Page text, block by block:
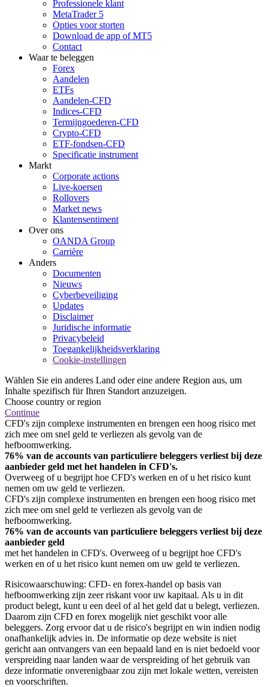
Professionele klant
MetaTrader 5
Opties voor storten
Download de app of MT5
Contact
Waar te beleggen
Forex
Aandelen
ETFs
Aandelen-CFD
Indices-CFD
Termijngoederen-CFD
Crypto-CFD
ETF-fondsen-CFD
Specificatie instrument
Markt
Corporate actions
Live-koersen
Rollovers
Market news
Klantensentiment
Over ons
OANDA Group
Carrière
Anders
Documenten
Nieuws
Cyberbeveiliging
Updates
Disclaimer
Juridische informatie
Privacybeleid
Toegankelijkheidsverklaring
Cookie-instellingen
Wählen Sie ein anderes Land oder eine andere Region aus, um
Inhalte spezifisch für Ihren Standort anzuzeigen.
Choose country or region
Continue
CFD's zijn complexe instrumenten en brengen een hoog risico met
zich mee om snel geld te verliezen als gevolg van de
hefboomwerking.
76% van de accounts van particuliere beleggers verliest bij deze
aanbieder geld met het handelen in CFD's.
Overweeg of u begrijpt hoe CFD's werken en of u het risico kunt
nemen om uw geld te verliezen.
CFD's zijn complexe instrumenten en brengen een hoog risico met
zich mee om snel geld te verliezen als gevolg van de
hefboomwerking.
76% van de accounts van particuliere beleggers verliest bij deze
aanbieder geld
met het handelen in CFD's. Overweeg of u begrijpt hoe CFD's
werken en of u het risico kunt nemen om uw geld te verliezen.
Risicowaarschuwing: CFD- en forex-handel op basis van
hefboomwerking zijn zeer riskant voor uw kapitaal. Als u in dit
product belegt, kunt u een deel of al het geld dat u belegt, verliezen.
Daarom zijn CFD en forex mogelijk niet geschikt voor alle
beleggers. Zorg ervoor dat u de risico's begrijpt en win indien nodig
onafhankelijk advies in. De informatie op deze website is niet
gericht aan ontvangers van een bepaald land en is niet bedoeld voor
verspreiding naar landen waar de verspreiding of het gebruik van
deze informatie onverenigbaar zou zijn met lokale wetten, vereisten
en voorschriften.